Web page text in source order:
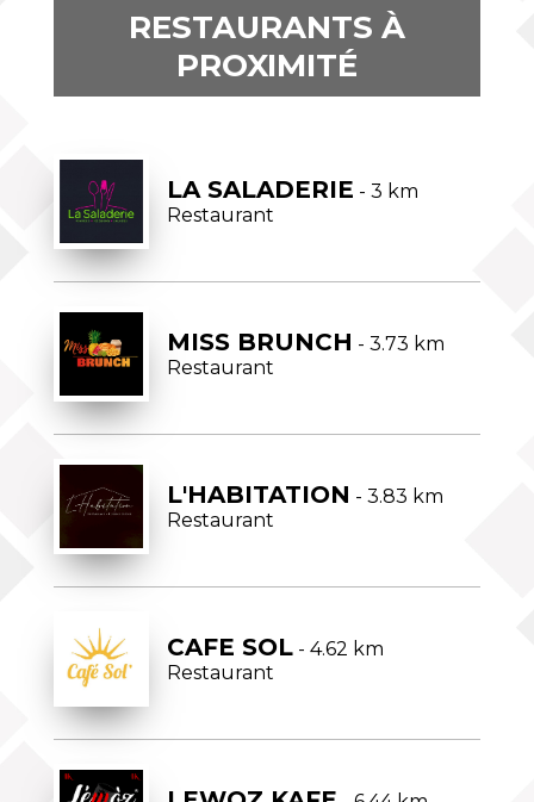
RESTAURANTS À
PROXIMITÉ
LA SALADERIE - 3 km
Restaurant
MISS BRUNCH - 3.73 km
Restaurant
L'HABITATION - 3.83 km
Restaurant
CAFE SOL- 4.62 km
Restaurant